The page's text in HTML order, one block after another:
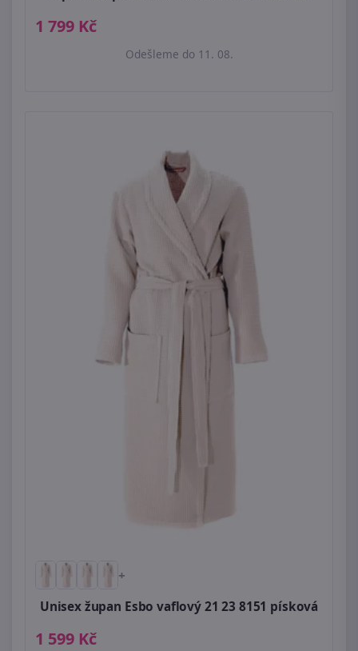
1 799 Kč
Odešleme do 11. 08.
+
Unisex župan Esbo vaflový 21 23 8151 písková
1 599 Kč